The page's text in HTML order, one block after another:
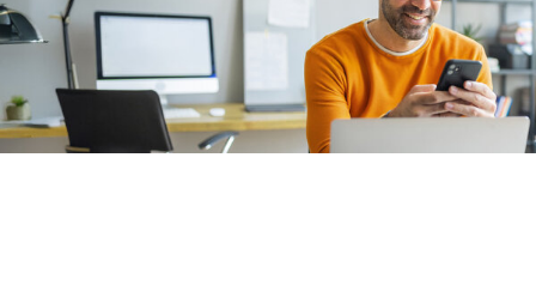
Vorfinanzierung
Telematikinfrastruktur (TI)